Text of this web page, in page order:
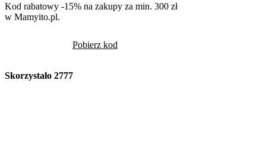
Kod rabatowy -15% na zakupy za min. 300 zł
w Mamyito.pl.
Pobierz kod
Skorzystało 2777